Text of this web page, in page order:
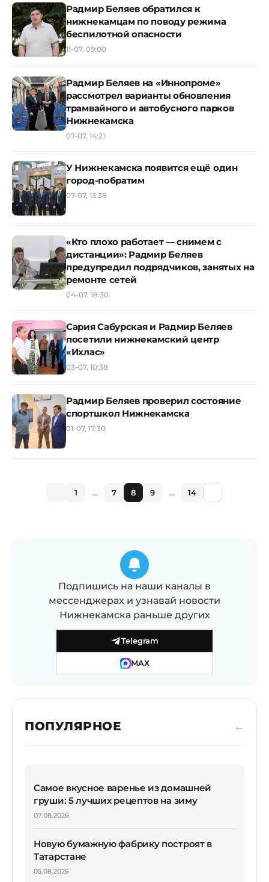
Радмир Беляев обратился к
нижнекамцам по поводу режима
беспилотной опасности
11-07, 09:00
Радмир Беляев на «Иннопроме»
рассмотрел варианты обновления
трамвайного и автобусного парков
Нижнекамска
07-07, 14:21
У Нижнекамска появится ещё один
город-побратим
07-07, 13:38
«Кто плохо работает — снимем с
дистанции»: Радмир Беляев
предупредил подрядчиков, занятых на
ремонте сетей
04-07, 18:30
Сария Сабурская и Радмир Беляев
посетили нижнекамский центр
«Ихлас»
03-07, 10:38
Радмир Беляев проверил состояние
спортшкол Нижнекамска
01-07, 17:30
1 ... 7 8 9 ... 14
Подпишись на наши каналы в
мессенджерах и узнавай новости
Нижнекамска раньше других
Telegram
MAX
ПОПУЛЯРНОЕ
Самое вкусное варенье из домашней
груши: 5 лучших рецептов на зиму
07.08.2026
Новую бумажную фабрику построят в
Татарстане
05.08.2026